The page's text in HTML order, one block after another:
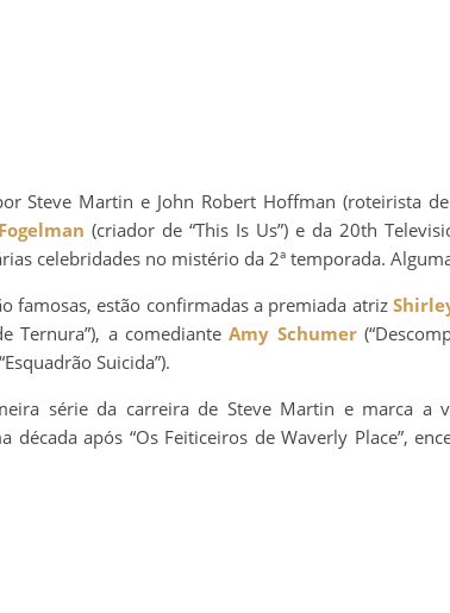
Steve Martin e John Robert Hoffman (roteirista de
(criador de “This Is Us”) e da 20th
celebridades no mistério da 2ª temporada.
famosas, estão confirmadas a premiada atriz
Ternura”), a comedianteAmy Schumer
Suicida”).
série da carreira de Steve Martin e marca a
década após “Os Feiticeiros de Waverly Place”,